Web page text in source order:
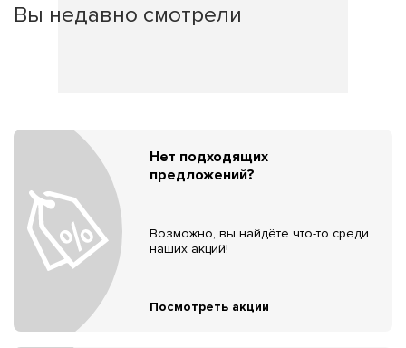
Вы недавно смотрели
Нет подходящих
предложений?
Возможно, вы найдёте что-то среди
наших акций!
Посмотреть акции